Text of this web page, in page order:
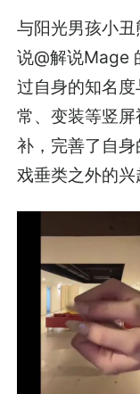
与阳光男孩小
说@解说Mage
过自身的知名
常、变装等竖
补，完善了自
戏垂类之外的兴